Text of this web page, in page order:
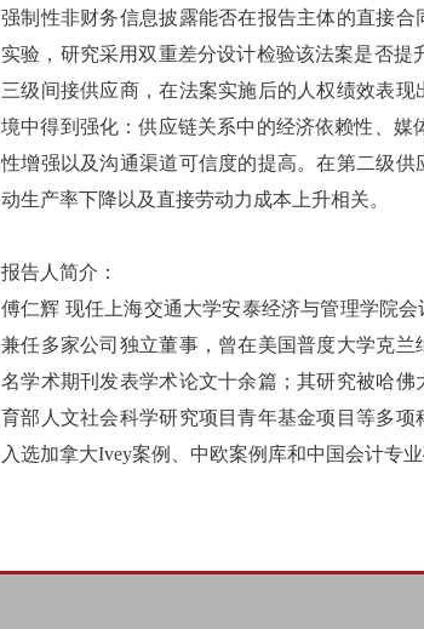
强制性非财务信息披露能否在报告主体的直接
实验，研究采用双重差分设计检验该法案是否
三级间接供应商，在法案实施后的人权绩效表
境中得到强化：供应链关系中的经济依赖性、媒
性增强以及沟通渠道可信度的提高。在第二级
动生产率下降以及直接劳动力成本上升相关。
报告人简介：
傅仁辉 现任上海交通大学安泰经济与管理学院
兼任多家公司独立董事，曾在美国普度大学克
名学术期刊发表学术论文十余篇；其研究被哈
育部人文社会科学研究项目青年基金项目等多
入选加拿大Ivey案例、中欧案例库和中国会计专